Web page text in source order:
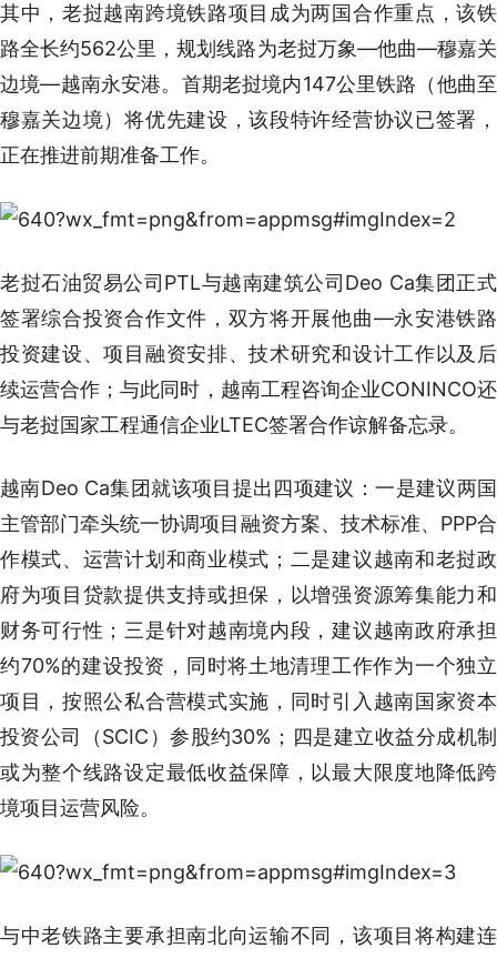
其中，老挝越南跨境铁路项目成为两国合作重点，该铁
路全长约562公里，规划线路为老挝万象—他曲—穆嘉关
边境—越南永安港。首期老挝境内147公里铁路（他曲至
穆嘉关边境）将优先建设，该段特许经营协议已签署，
正在推进前期准备工作。
老挝石油贸易公司PTL与越南建筑公司Deo Ca集团正式
签署综合投资合作文件，双方将开展他曲—永安港铁路
投资建设、项目融资安排、技术研究和设计工作以及后
续运营合作；与此同时，越南工程咨询企业CONINCO还
与老挝国家工程通信企业LTEC签署合作谅解备忘录。
越南Deo Ca集团就该项目提出四项建议：一是建议两国
主管部门牵头统一协调项目融资方案、技术标准、PPP合
作模式、运营计划和商业模式；二是建议越南和老挝政
府为项目贷款提供支持或担保，以增强资源筹集能力和
财务可行性；三是针对越南境内段，建议越南政府承担
约70%的建设投资，同时将土地清理工作作为一个独立
项目，按照公私合营模式实施，同时引入越南国家资本
投资公司（SCIC）参股约30%；四是建立收益分成机制
或为整个线路设定最低收益保障，以最大限度地降低跨
境项目运营风险。
与中老铁路主要承担南北向运输不同，该项目将构建连